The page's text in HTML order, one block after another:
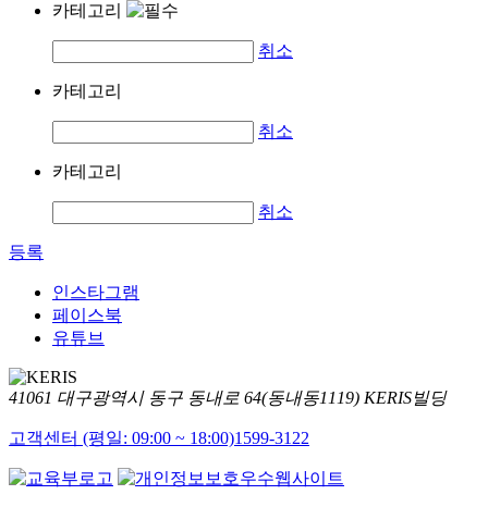
카테고리
취소
카테고리
취소
카테고리
취소
등록
인스타그램
페이스북
유튜브
41061 대구광역시 동구 동내로 64(동내동1119) KERIS빌딩
고객센터 (평일: 09:00 ~ 18:00)1599-3122